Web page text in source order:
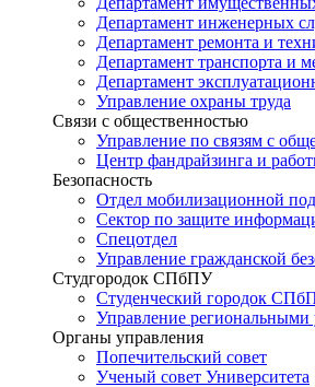
Департамент инженерных
Департамент ремонта и
Департамент транспорта и
Департамент
Управление охраны труда
Связи с общественностью
Управление по связям с
Центр фандрайзинга и
Безопасность
Отдел мобилизационной
Сектор по защите
Спецотдел
Управление гражданской
Студгородок СПбПУ
Студенческий городок
Управление региональными
Органы управления
Попечительский совет
Ученый совет Университета